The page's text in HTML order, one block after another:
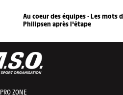
Au coeur des équipes - Les mots
Philipsen après l'étape
PRO ZONE